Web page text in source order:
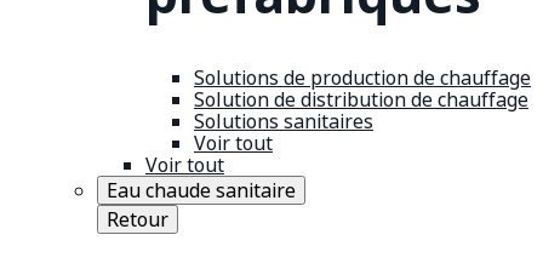
Solutions de production de chauffage
Solution de distribution de chauffage
Solutions sanitaires
Voir tout
Voir tout
Eau chaude sanitaire
Retour